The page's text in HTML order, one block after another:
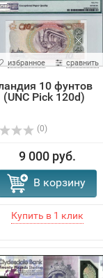
избранное сравнить
10 фунтoв
(UNC Pick 120d)
(0)
9 000 руб.
В корзину